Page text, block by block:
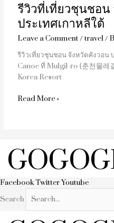
รีวิวที่เที่ยวชุนชอ
ประเทศเกาหลีใต้
Leave a Comment/travel/
รีวิวเที่ยวชุนชอน จังหวัดคังวอน
Canoe ที่ Mulgil-ro (춘천물
Korea Resort
เกาหลีใต้
Read More »
FacebookTwitterYoutube
Search